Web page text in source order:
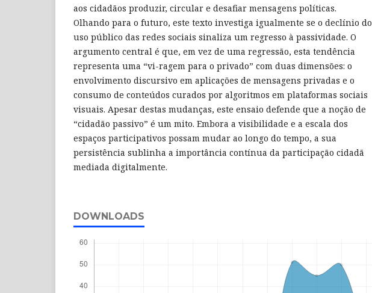
aos cidadãos produzir, circular e desafiar mensagens políticas.
Olhando para o futuro, este texto investiga igualmente se o declínio do
uso público das redes sociais sinaliza um regresso à passividade. O
argumento central é que, em vez de uma regressão, esta tendência
representa uma “vi-ragem para o privado” com duas dimensões: o
envolvimento discursivo em aplicações de mensagens privadas e o
consumo de conteúdos curados por algoritmos em plataformas sociais
visuais. Apesar destas mudanças, este ensaio defende que a noção de
“cidadão passivo” é um mito. Embora a visibilidade e a escala dos
espaços participativos possam mudar ao longo do tempo, a sua
persistência sublinha a importância contínua da participação cidadã
mediada digitalmente.
DOWNLOADS